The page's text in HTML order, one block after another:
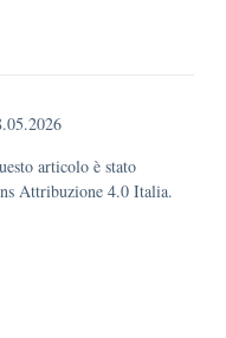
articolo è stato
Attribuzione 4.0 Italia.